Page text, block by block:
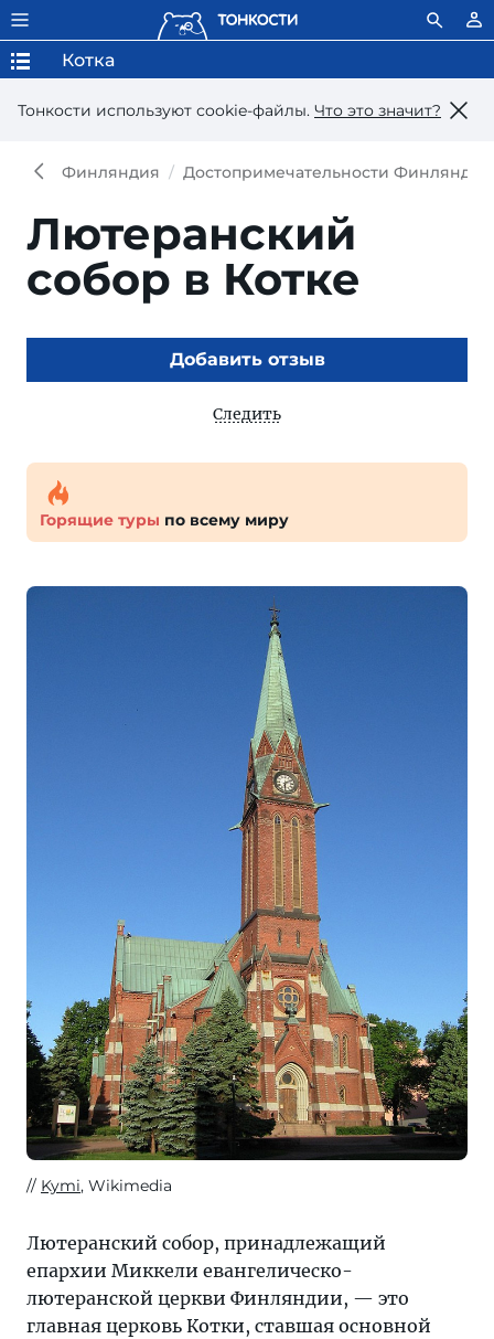
Тонкости используют сookie-файлы. Что это значит?
Котка
Финляндия Достопримечательности Финляндии
Лютеранский
собор в Котке
Добавить отзыв
Следить
Горящие туры по всему миру
Kymi, Wikimedia
Лютеранский собор, принадлежащий
епархии Миккели евангелическо-
лютеранской церкви Финляндии, — это
главная церковь Котки, ставшая основной